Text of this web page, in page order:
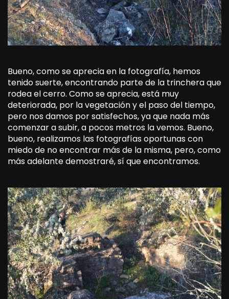
Bueno, como se aprecia en la fotografía, hemos
tenido suerte, encontrando parte de la trinchera que
rodea el cerro. Como se aprecia, está muy
deteriorada, por la vegetación y el paso del tiempo,
pero nos damos por satisfechos, ya que nada más
comenzar a subir, a pocos metros la vemos. Bueno,
bueno, realizamos las fotografías oportunas con
miedo de no encontrar más de la misma, pero, como
más adelante demostraré, sí que encontramos.